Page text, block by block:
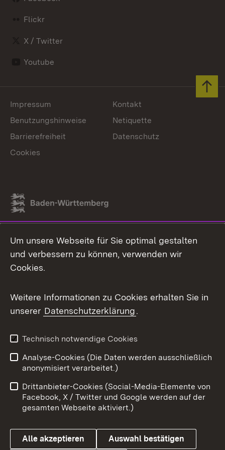
Flickr
X / Twitter
Youtube
Link zum Landesportal
Impressum
Kontakt
Benutzungshinweise
Netiquette
Barrierefreiheit
Datenschutz
Cookies
Um unsere Webseite für Sie optimal gestalten
und verbessern zu können, verwenden wir
Cookies.
Weitere Informationen zu Cookies erhalten Sie in
unserer Datenschutzerklärung.
Technisch notwendige Cookies
Analyse-Cookies (Die Daten werden ausschließlich
anonymisiert verarbeitet.)
Drittanbieter-Cookies (Social-Media-Elemente von
Facebook, X / Twitter und Google werden auf der
gesamten Webseite aktiviert.)
Alle akzeptieren Auswahl bestätigen